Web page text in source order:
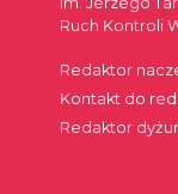
Ruch Kontroli
Redaktor
Kontakt do
Redaktor